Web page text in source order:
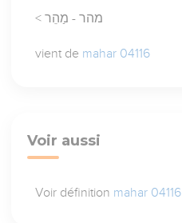
< מהר - מַהֵר
vient de mahar 04116
Voir aussi
Voir définition mahar 04116